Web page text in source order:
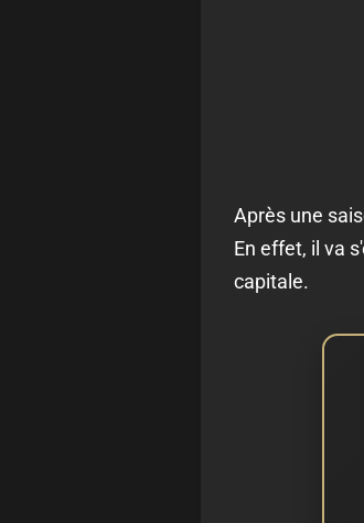
Après une
En effet, il va
capitale.